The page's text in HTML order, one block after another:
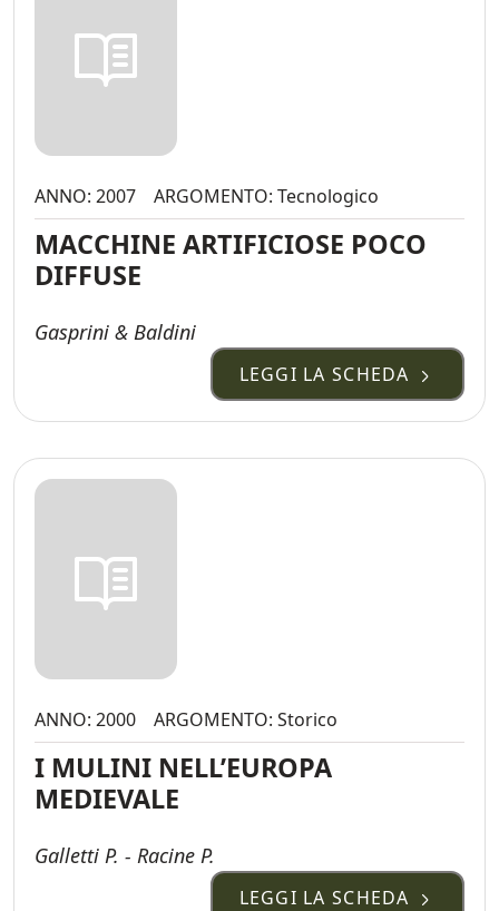
ANNO: 2007 ARGOMENTO: Tecnologico
MACCHINE ARTIFICIOSE POCO
DIFFUSE
Gasprini & Baldini
LEGGI LA SCHEDA
ANNO: 2000 ARGOMENTO: Storico
I MULINI NELL’EUROPA
MEDIEVALE
Galletti P. - Racine P.
LEGGI LA SCHEDA